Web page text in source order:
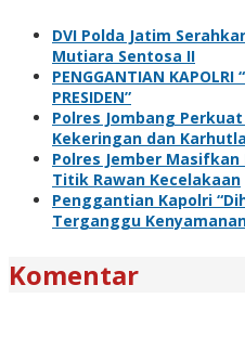
DVI Polda Jatim
Mutiara Sentosa II
PENGGANTIAN KAPOLRI
PRESIDEN”
Polres Jombang
Kekeringan dan Karhutla
Polres Jember
Titik Rawan Kecelakaan
Penggantian Kapolri
Terganggu
Komentar